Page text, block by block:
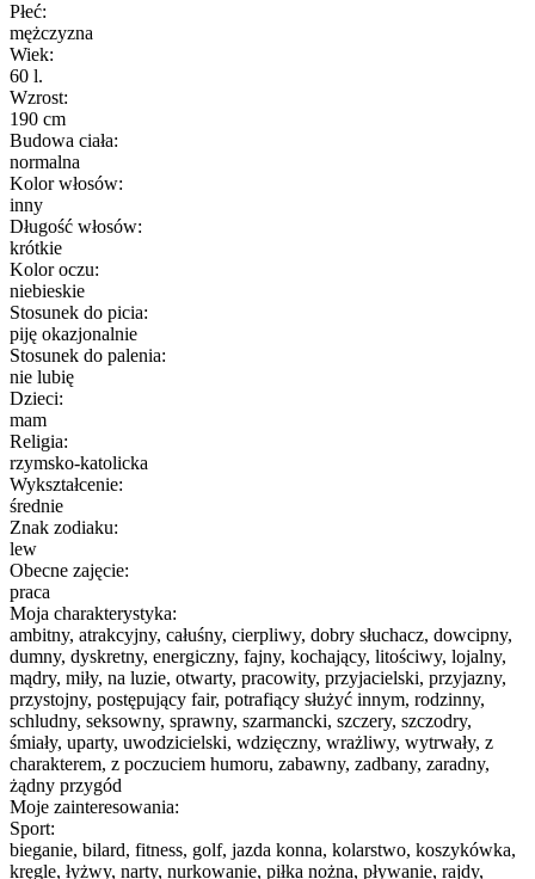
Płeć:
mężczyzna
Wiek:
60 l.
Wzrost:
190 cm
Budowa ciała:
normalna
Kolor włosów:
inny
Długość włosów:
krótkie
Kolor oczu:
niebieskie
Stosunek do picia:
piję okazjonalnie
Stosunek do palenia:
nie lubię
Dzieci:
mam
Religia:
rzymsko-katolicka
Wykształcenie:
średnie
Znak zodiaku:
lew
Obecne zajęcie:
praca
Moja charakterystyka:
ambitny, atrakcyjny, całuśny, cierpliwy, dobry słuchacz, dowcipny,
dumny, dyskretny, energiczny, fajny, kochający, litościwy, lojalny,
mądry, miły, na luzie, otwarty, pracowity, przyjacielski, przyjazny,
przystojny, postępujący fair, potrafiący służyć innym, rodzinny,
schludny, seksowny, sprawny, szarmancki, szczery, szczodry,
śmiały, uparty, uwodzicielski, wdzięczny, wrażliwy, wytrwały, z
charakterem, z poczuciem humoru, zabawny, zadbany, zaradny,
żądny przygód
Moje zainteresowania:
Sport:
bieganie, bilard, fitness, golf, jazda konna, kolarstwo, koszykówka,
kręgle, łyżwy, narty, nurkowanie, piłka nożna, pływanie, rajdy,